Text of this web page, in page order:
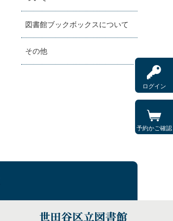
ログイン
予約かご確認
図書館ブックボックスについて
その他